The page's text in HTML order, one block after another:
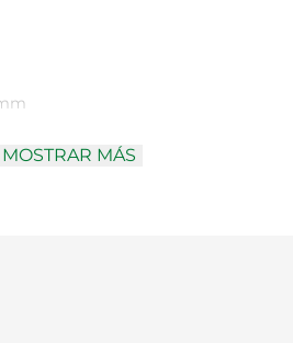
point para mayor precisión
para cambios rápidos en taladros o
MOSTRAR MÁS